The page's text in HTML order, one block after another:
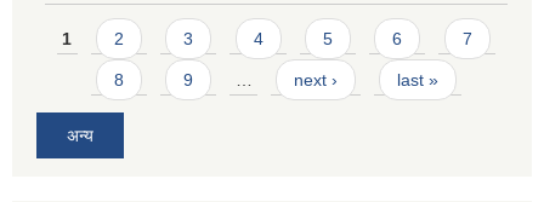
Pages
1 2 3 4 5 6 7
8 9 next › last »
अन्य